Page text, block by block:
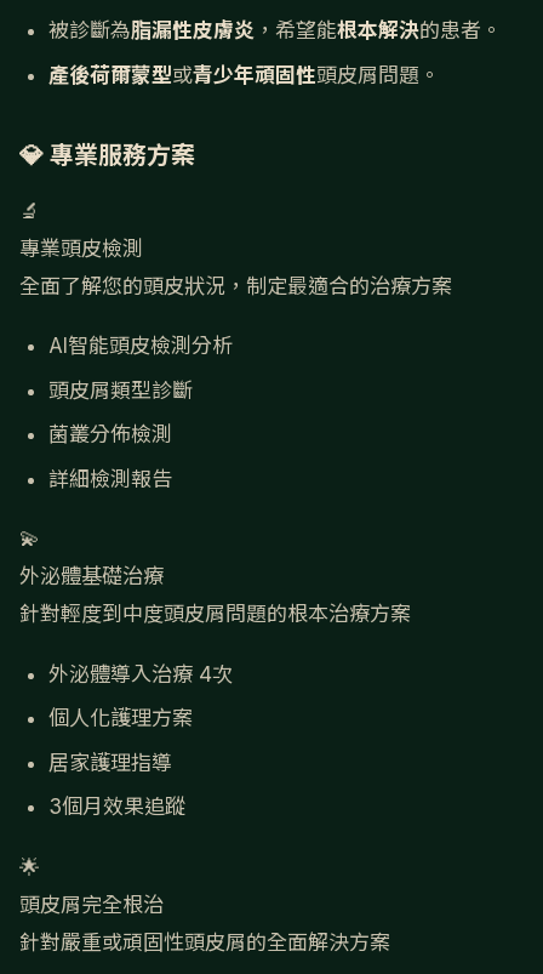
被診斷為脂漏性皮膚炎 ，希望能根本解決的患者。
產後荷爾蒙型或青少年頑固性頭皮屑問題。
💎 專業服務方案
🔬
專業頭皮檢測
全面了解您的頭皮狀況，制定最適合的治療方案
AI智能頭皮檢測分析
頭皮屑類型診斷
菌叢分佈檢測
詳細檢測報告
💫
外泌體基礎治療
針對輕度到中度頭皮屑問題的根本治療方案
外泌體導入治療 4次
個人化護理方案
居家護理指導
3個月效果追蹤
🌟
頭皮屑完全根治
針對嚴重或頑固性頭皮屑的全面解決方案